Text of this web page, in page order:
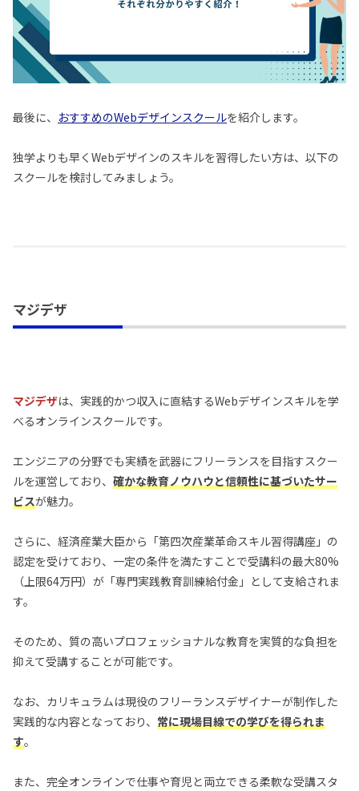
最後に、 おすすめのWebデザインスクールを紹介します。
独学よりも早くWebデザインのスキルを習得したい方は、以下の
スクールを検討してみましょう。
マジデザ
マジデザは、実践的かつ収入に直結するWebデザインスキルを学
べるオンラインスクールです。
エンジニアの分野でも実績を武器にフリーランスを目指すスクー
ルを運営しており、 確かな教育ノウハウと信頼性に基づいたサー
ビスが魅力。
さらに、経済産業大臣から「第四次産業革命スキル習得講座」の
認定を受けており、一定の条件を満たすことで受講料の最大80%
（上限64万円）が「専門実践教育訓練給付金」として支給されま
す。
そのため、質の高いプロフェッショナルな教育を実質的な負担を
抑えて受講することが可能です。
なお、カリキュラムは現役のフリーランスデザイナーが制作した
実践的な内容となっており、 常に現場目線での学びを得られま
す。
また、完全オンラインで仕事や育児と両立できる柔軟な受講スタ